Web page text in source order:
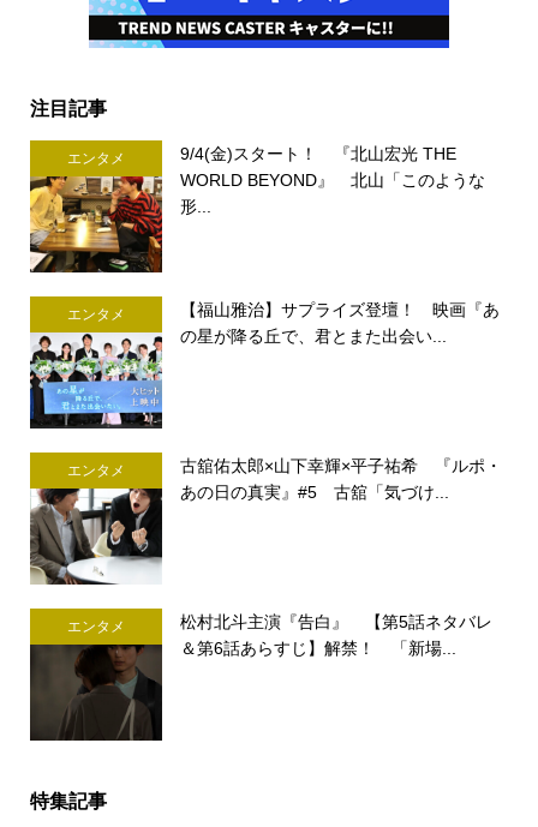
注目記事
エンタメ
9/4(金)スタート！ 『北山宏光 THE
WORLD BEYOND』 北山「このような
形...
エンタメ
【福山雅治】サプライズ登壇！ 映画『あ
の星が降る丘で、君とまた出会い...
エンタメ
古舘佑太郎×山下幸輝×平子祐希 『ルポ・
あの日の真実』#5 古舘「気づけ...
エンタメ
松村北斗主演『告白』 【第5話ネタバレ
＆第6話あらすじ】解禁！ 「新場...
特集記事